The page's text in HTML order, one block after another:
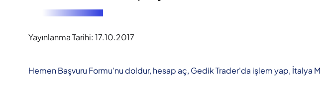
Yayınlanma Tarihi: 17.10.2017
Hemen Başvuru Formu'nu doldur, hesap aç, Gedik Trader'da işlem yap, İtalya